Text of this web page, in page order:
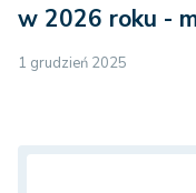
w 2026 roku -
1 grudzień 2025